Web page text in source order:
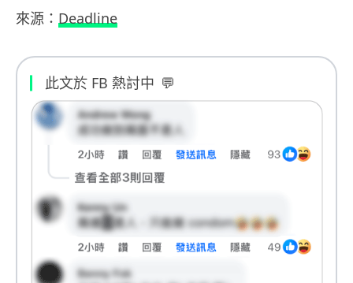
來源： Deadline
此文於 FB 熱討中 💬